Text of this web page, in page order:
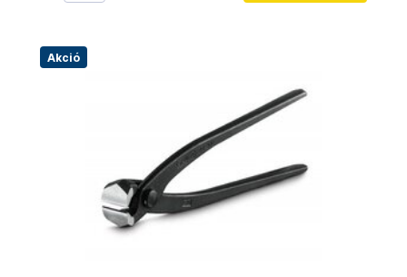
Akció